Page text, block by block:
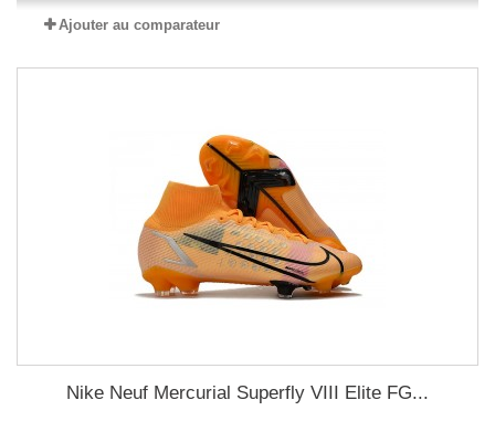
Ajouter au comparateur
Nike Neuf Mercurial Superfly VIII Elite FG...